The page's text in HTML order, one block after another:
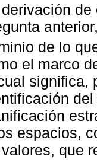
de lo
el marco
significa,
espacios,
que